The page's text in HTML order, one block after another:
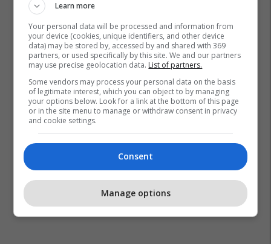
Learn more
Your personal data will be processed and information from
your device (cookies, unique identifiers, and other device
data) may be stored by, accessed by and shared with 369
partners, or used specifically by this site. We and our partners
may use precise geolocation data. List of partners.
Some vendors may process your personal data on the basis
of legitimate interest, which you can object to by managing
your options below. Look for a link at the bottom of this page
or in the site menu to manage or withdraw consent in privacy
and cookie settings.
Consent
Manage options